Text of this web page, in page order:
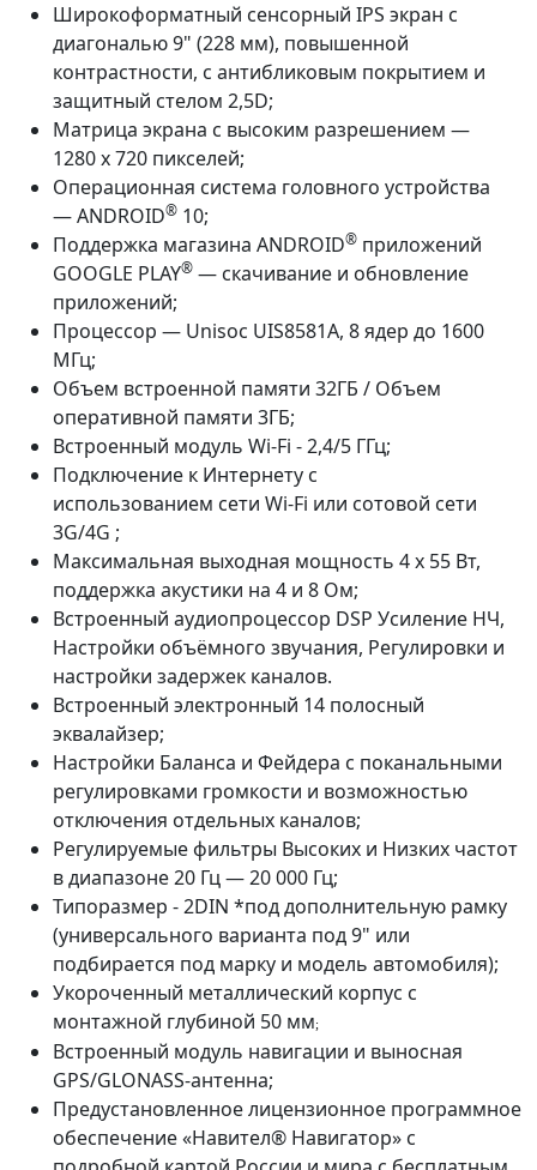
Широкоформатный сенсорный IPS экран с
диагональю 9" (228 мм), повышенной
контрастности, с антибликовым покрытием и
защитный стелом 2,5D;
Матрица экрана с высоким разрешением —
1280 х 720 пикселей;
Операционная система головного устройства
— ANDROID® 10;
Поддержка магазина ANDROID® приложений
GOOGLE PLAY® — скачивание и обновление
приложений;
Процессор — Unisoc UIS8581A, 8 ядер до 1600
МГц;
Объем встроенной памяти 32ГБ / Объем
оперативной памяти 3ГБ;
Встроенный модуль Wi-Fi - 2,4/5 ГГц;
Подключение к Интернету с
использованием сети Wi-Fi или сотовой сети
3G/4G ;
Максимальная выходная мощность 4 х 55 Вт,
поддержка акустики на 4 и 8 Ом;
Встроенный аудиопроцессор DSP Усиление НЧ,
Настройки объёмного звучания, Регулировки и
настройки задержек каналов.
Встроенный электронный 14 полосный
эквалайзер;
Настройки Баланса и Фейдера с поканальными
регулировками громкости и возможностью
отключения отдельных каналов;
Регулируемые фильтры Высоких и Низких частот
в диапазоне 20 Гц — 20 000 Гц;
Типоразмер - 2DIN *под дополнительную рамку
(универсального варианта под 9" или
подбирается под марку и модель автомобиля);
Укороченный металлический корпус с
монтажной глубиной 50 мм;
Встроенный модуль навигации и выносная
GPS/GLONASS-антенна;
Предустановленное лицензионное программное
обеспечение «Навител® Навигатор» с